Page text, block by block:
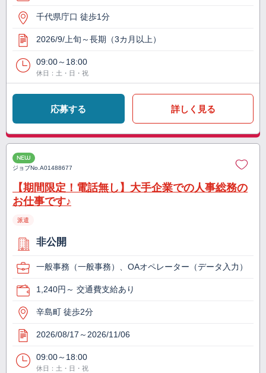
千代県庁口 徒歩1分
2026/9/上旬～長期（3カ月以上）
09:00～18:00
休日：土・日・祝
応募する 詳しく見る
NEW
ジョブNo.A01488677
【期間限定！電話無し】大手企業での人事総務の
お仕事です♪
派遣
非公開
一般事務（一般事務）、OAオペレーター（データ入力）
1,240円～ 交通費支給あり
辛島町 徒歩2分
2026/08/17～2026/11/06
09:00～18:00
休日：土・日・祝